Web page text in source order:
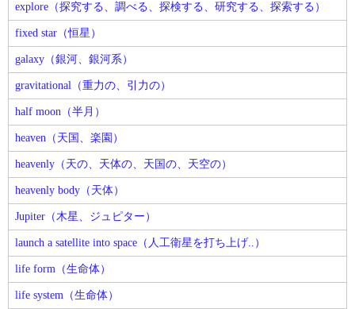
explore（探究する、調べる、探検する、研究する、探索する）
fixed star（恒星）
galaxy（銀河、銀河系）
gravitational（重力の、引力の）
half moon（半月）
heaven（天国、楽園）
heavenly（天の、天体の、天国の、天空の）
heavenly body（天体）
Jupiter（木星、ジュピター）
launch a satellite into space（人工衛星を打ち上げ..）
life form（生命体）
life system（生命体）